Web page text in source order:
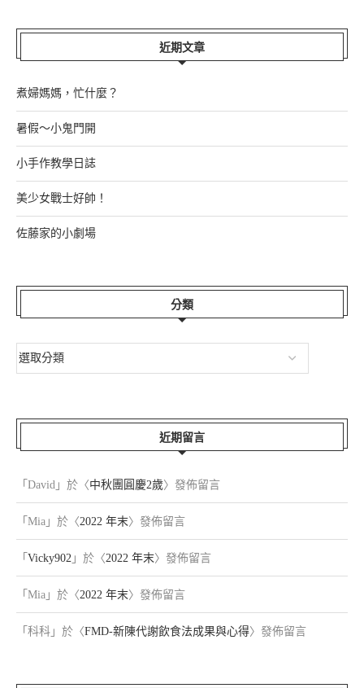
近期文章
煮婦媽媽，忙什麼？
暑假～小鬼門開
小手作教學日誌
美少女戰士好帥！
佐藤家的小劇場
分類
近期留言
「 David 」於〈中秋團圓慶2歲〉發佈留言
「 Mia 」於〈2022 年末〉發佈留言
「 Vicky902 」於〈2022 年末〉發佈留言
「 Mia 」於〈2022 年末〉發佈留言
「 科科 」於〈FMD-新陳代謝飲食法成果與心得〉發佈留言